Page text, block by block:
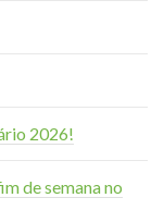
2026!
de semana no